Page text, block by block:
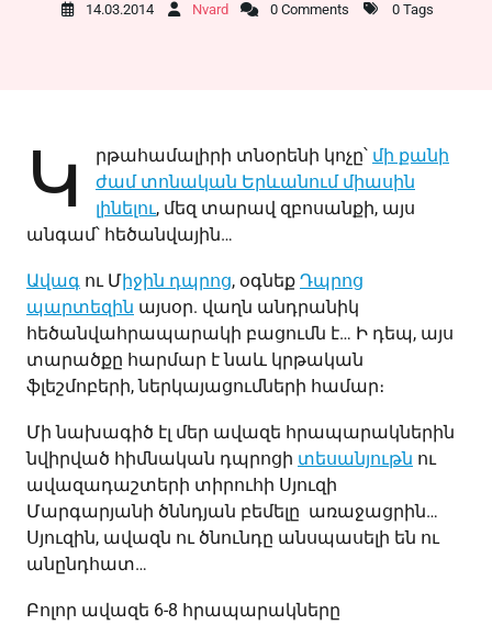
14.03.2014 Nvard 0 Comments 0 Tags
Կ րթահամալիրի տնօրենի կոչը՝ մի քանի
ժամ տոնական Երևանում միասին
լինելու, մեզ տարավ զբոսանքի, այս
անգամ՝ հեծանվային…
Ավագ ու Միջին դպրոց, օգնեք Դպրոց
պարտեզին այսօր. վաղն անդրանիկ
հեծանվահրապարակի բացումն է… Ի դեպ, այս
տարածքը հարմար է նաև կրթական
ֆլեշմոբերի, ներկայացումների համար։
Մի նախագիծ էլ մեր ավազե հրապարակներին
նվիրված հիմնական դպրոցի տեսանյութն ու
ավազադաշտերի տիրուհի Սյուզի
Մարգարյանի ծննդյան բեմելը առաջացրին…
Սյուզին, ավազն ու ծնունդը անսպասելի են ու
անընդհատ…
Բոլոր ավազե 6-8 հրապարակները